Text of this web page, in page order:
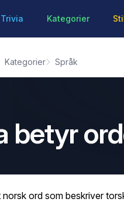
Trivia Kategorier
Kategorier Språk
betyr
norsk ord som beskriver